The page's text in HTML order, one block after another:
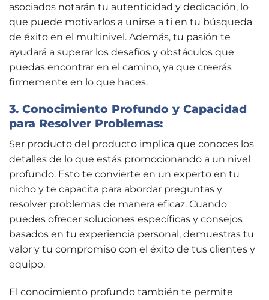
asociados notarán tu autenticidad y dedicación, lo
que puede motivarlos a unirse a ti en tu búsqueda
de éxito en el multinivel. Además, tu pasión te
ayudará a superar los desafíos y obstáculos que
puedas encontrar en el camino, ya que creerás
firmemente en lo que haces.
3. Conocimiento Profundo y Capacidad
para Resolver Problemas:
Ser producto del producto implica que conoces los
detalles de lo que estás promocionando a un nivel
profundo. Esto te convierte en un experto en tu
nicho y te capacita para abordar preguntas y
resolver problemas de manera eficaz. Cuando
puedes ofrecer soluciones específicas y consejos
basados en tu experiencia personal, demuestras tu
valor y tu compromiso con el éxito de tus clientes y
equipo.
El conocimiento profundo también te permite